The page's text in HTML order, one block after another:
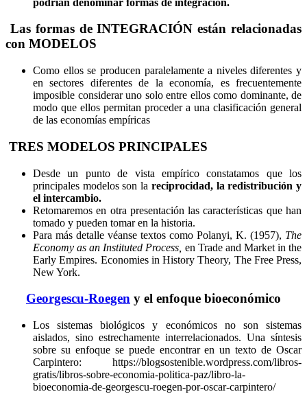
Las formas de INTEGRACIÓN están relacionadas
con MODELOS
Como ellos se producen paralelamente a niveles diferentes y
en sectores diferentes de la economía, es frecuentemente
imposible considerar uno solo entre ellos como dominante, de
modo que ellos permitan proceder a una clasificación general
de las economías empíricas
TRES MODELOS PRINCIPALES
Desde un punto de vista empírico constatamos que los
principales modelos son la reciprocidad, la redistribución y
el intercambio.
Retomaremos en otra presentación las características que han
tomado y pueden tomar en la historia.
Para más detalle véanse textos como Polanyi, K. (1957), The
Economy as an Instituted Process, en Trade and Market in the
Early Empires. Economies in History Theory, The Free Press,
New York.
Georgescu-Roegen y el enfoque bioeconómico
Los sistemas biológicos y económicos no son sistemas
aislados, sino estrechamente interrelacionados. Una síntesis
sobre su enfoque se puede encontrar en un texto de Oscar
Carpintero: https://blogsostenible.wordpress.com/libros-
gratis/libros-sobre-economia-politica-paz/libro-la-
bioeconomia-de-georgescu-roegen-por-oscar-carpintero/